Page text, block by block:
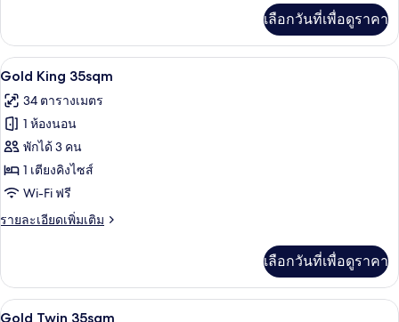
เกี่ยว
กับ
Silver
29
sqm
เลือกวันที่เพื่อดูราคา
เปิด
ภาพถ่าย
ทั้งหมด
ของ
Gold
King
35sqm
Gold King 35sqm | ผ้าปูที่นอนฝ้ายอียิ
14
Gold King 35sqm
34 ตารางเมตร
1 ห้องนอน
พักได้ 3 คน
1 เตียงคิงไซส์
Wi-Fi ฟรี
รายละเอียดเพิ่มเติม
ราย
เกี่ยว
กับ
Gold
เลือกวันที่เพื่อดูราคา
เปิด
Gold Twin 35sqm | ผ้าปูที่นอนฝ้ายอียิ
12
Gold Twin 35sqm